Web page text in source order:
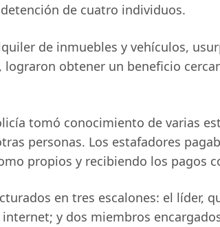
de cuatro individuos.
de inmuebles y vehículos,
obtener un beneficio
tomó conocimiento de varias
personas. Los estafadores
propios y recibiendo los pagos
en tres escalones: el líder,
y dos miembros